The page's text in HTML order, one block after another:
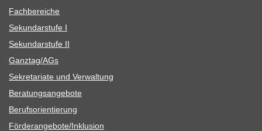
Fach­be­rei­che
Sekun­dar­stufe I
Sekun­dar­stufe II
Ganztag/​​AGs
Sekre­ta­riate und Verwaltung
Bera­tungs­an­ge­bote
Berufs­ori­en­tie­rung
Förderangebote/​​Inklusion